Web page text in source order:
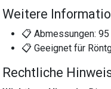
Weitere
📋 Abmessungen:
📋 Geeignet für
Rechtliche